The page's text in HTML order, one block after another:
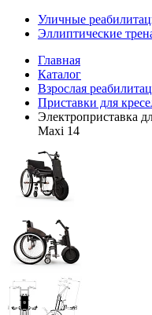
Уличные
Эллиптические
Главная
Каталог
Взрослая
Приставки для
Электроприставка
Maxi 14